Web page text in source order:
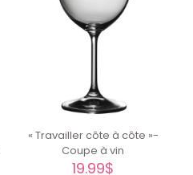
« Travailler côte à côte »-
Coupe à vin
19.99$